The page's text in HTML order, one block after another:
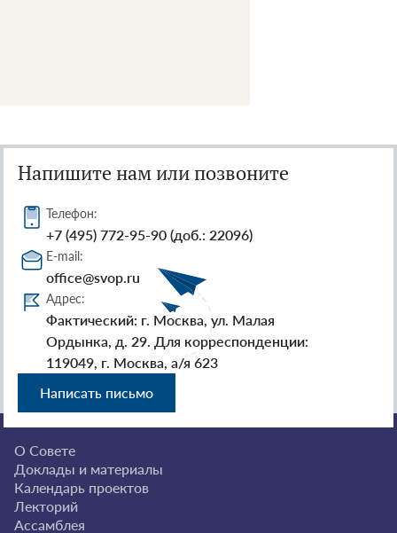
Напишите нам или позвоните
Телефон:
+7 (495) 772-95-90 (доб.: 22096)
E-mail:
office@svop.ru
Адрес:
Фактический: г. Москва, ул. Малая
Ордынка, д. 29. Для корреспонденции:
119049, г. Москва, а/я 623
Написать письмо
О Совете
Доклады и материалы
Календарь проектов
Лекторий
Ассамблея